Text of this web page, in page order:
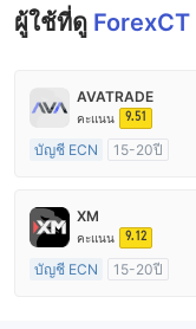
ผู้ใช้ที่ดู ForexCT
AVATRADE
คะแนน 9.51
บัญชี ECN
15-20ปี
ใบอนุญาต MT4 แบบเต็ม
XM
คะแนน 9.12
บัญชี ECN
15-20ปี